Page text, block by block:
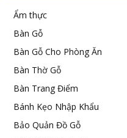
Ẩm thực
Bàn Gỗ
Bàn Gỗ Cho Phòng Ăn
Bàn Thờ Gỗ
Bàn Trang Điểm
Bánh Kẹo Nhập Khẩu
Bảo Quản Đồ Gỗ